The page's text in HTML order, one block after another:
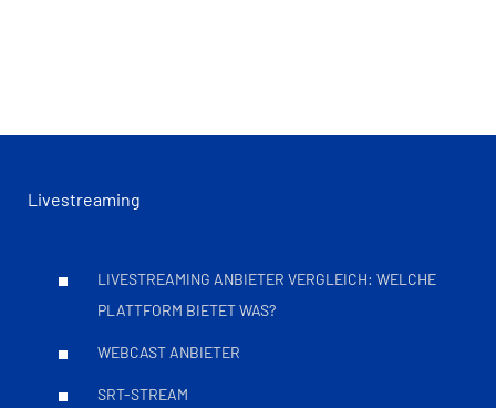
Livestreaming
LIVESTREAMING ANBIETER VERGLEICH: WELCHE
PLATTFORM BIETET WAS?
WEBCAST ANBIETER
SRT-STREAM